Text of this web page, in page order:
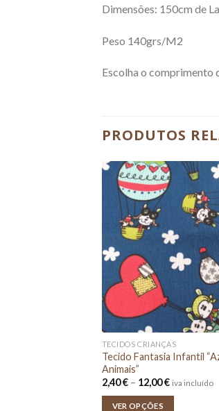
Dimensões: 150cm de
Peso 140grs/M2
Escolha o comprimento
PRODUTOS
TECIDOS CRIANÇAS
Tecido Fantasia Infantil
Animais”
2,40€ – 12,00€Price
iva incluído
VER OPÇÕES